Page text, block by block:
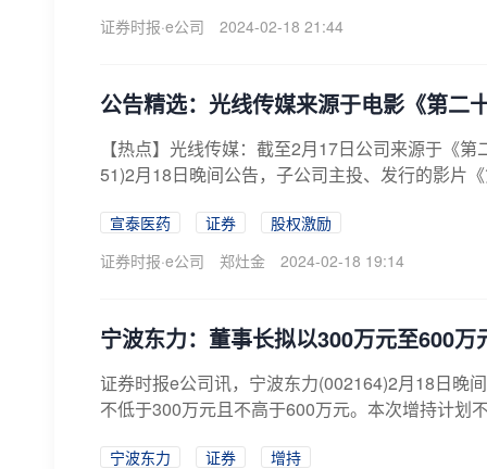
证券时报·e公司
2024-02-18 21:44
公告精选：光线传媒来源于电影《第二
【热点】光线传媒：截至2月17日公司来源于《
51)2月18日晚间公告，子公司主投、发行的影片
宣泰医药 证券
股权激励
证券时报·e公司
郑灶金 2024-02-18 19:14
宁波东力：董事长拟以300万元至600万
证券时报e公司讯，宁波东力(002164)2月18日晚
不低于300万元且不高于600万元。本次增持计划
宁波东力 证券
增持